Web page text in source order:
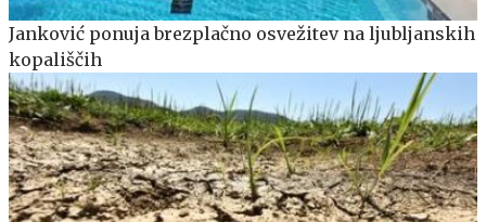
Janković ponuja brezplačno osvežitev na ljubljanskih
kopališčih